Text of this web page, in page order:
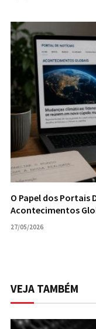
O Papel dos Portais
Acontecimentos
27/05/2026
VEJA TAMBÉM